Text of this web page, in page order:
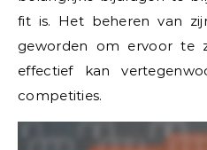
fit is. Het beheren van
geworden om ervoor te
effectief kan
competities.